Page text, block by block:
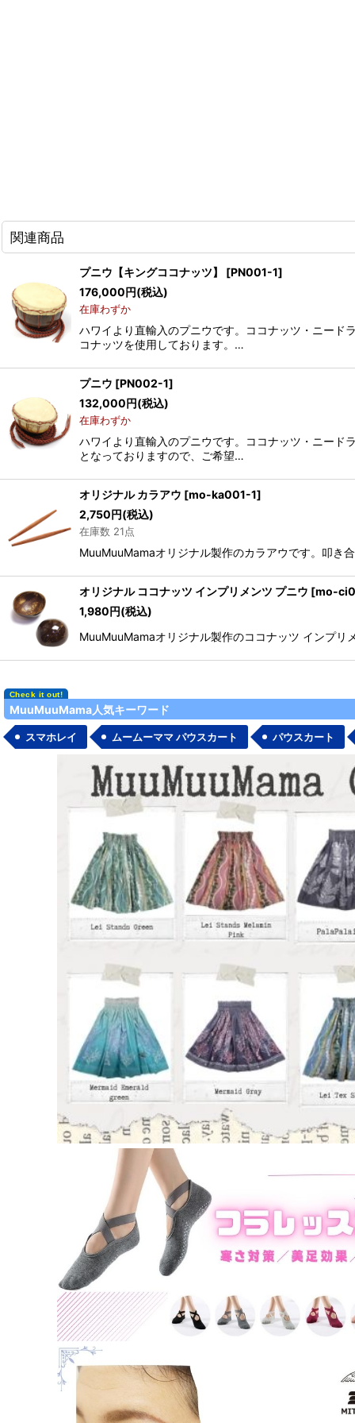
関連商品
プニウ【キングココナッツ】 [PN001-1]
176,000円(税込)
在庫わずか
ハワイより直輸入のプニウです。ココナッツ・ニード
コナッツを使用しております。…
プニウ [PN002-1]
132,000円(税込)
在庫わずか
ハワイより直輸入のプニウです。ココナッツ・ニード
となっておりますので、ご希望…
オリジナル カラアウ [mo-ka001-1]
2,750円(税込)
在庫数 21点
MuuMuuMamaオリジナル製作のカラアウです。叩き
オリジナル ココナッツ インプリメンツ プニウ [mo-
1,980円(税込)
MuuMuuMamaオリジナル製作のココナッツ インプ
MuuMuuMama人気キーワード
スマホレイ ムームーママ パウスカート パウスカート